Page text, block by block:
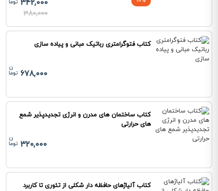
342,000
380,000
کتاب فتوگرامتری رباتیک مبانی و پیاده سازی
678,000
کتاب ساختمان های مدرن و انرژی تجدیدپذیر شمع
های حرارتی
320,000
کتاب آلیاژهای حافظه دار شکلی از تئوری تا کاربرد